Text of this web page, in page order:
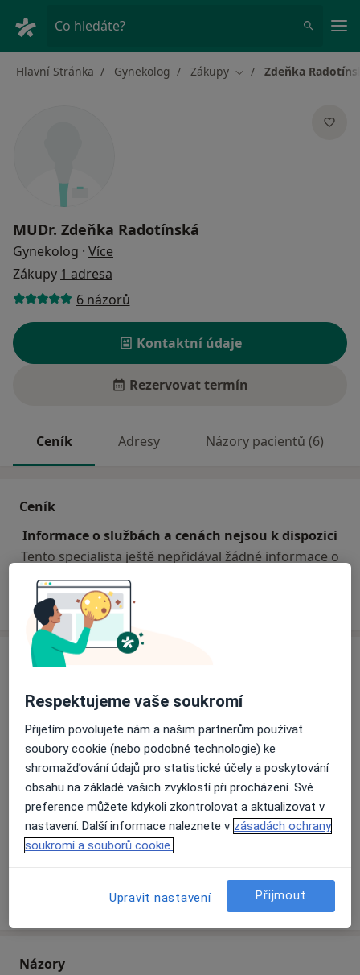
Co hledáte?
Hlavní Stránka Gynekolog Zákupy Změna města
Zdeňka
MUDr. Zdeňka Radotínská
Gynekolog · Více
Zákupy 1 adresa
6 názorů
Kontaktní údaje
Rezervovat termín
Ceník Adresy Názory pacientů (6)
Ceník
Informace o službách a cenách nejsou k dispozici
Tento specialista ještě nepřidával žádné informace o
Adresa
Praktický lékař gynekolog
Přiblížit mapuse otevře v nové záložce
Dostupnost
Na této adrese online kalendář není aktivní
Co mám v takové situaci udělat?
Víceo adrese
Názory
Respektujeme vaše soukromí
Přijetím povolujete nám a našim partnerům používat
soubory cookie (nebo podobné technologie) ke
shromažďování údajů pro statistické účely a poskytování
obsahu na základě vašich zvyklostí při procházení. Své
preference můžete kdykoli zkontrolovat a aktualizovat v
nastavení. Další informace naleznete v zásadách ochrany
soukromí a souborů cookie.
Upravit nastavení Přijmout